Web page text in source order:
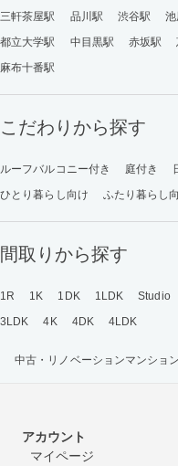
三軒茶屋駅 品川駅 渋谷駅
都立大学駅
中目黒駅 赤坂駅
麻布十番駅
こだわりから探す
ルーフバルコニー付き 庭付き
ひとり暮らし向け
ふたり暮らし
間取りから探す
1R 1K 1DK 1LDK Studio
3LDK
4K 4DK 4LDK
中古・リノベーションマンショ
アカウント
マイページ